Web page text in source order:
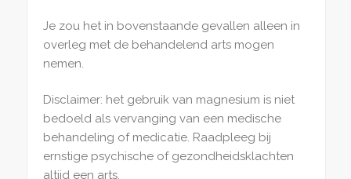
Je zou het in bovenstaande gevallen alleen in
overleg met de behandelend arts mogen
nemen.
Disclaimer: het gebruik van magnesium is niet
bedoeld als vervanging van een medische
behandeling of medicatie. Raadpleeg bij
ernstige psychische of gezondheidsklachten
altijd een arts.